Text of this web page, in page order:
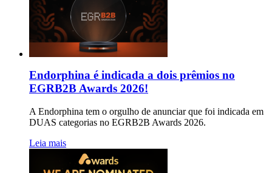
Endorphina é indicada a dois prêmios no
EGRB2B Awards 2026!
A Endorphina tem o orgulho de anunciar que foi indicada em
DUAS categorias no EGRB2B Awards 2026.
Leia mais